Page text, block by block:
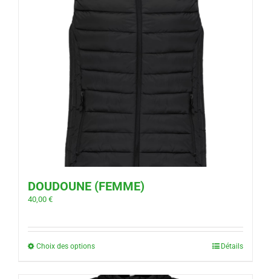
DOUDOUNE (FEMME)
40,00 €
Choix des options Détails